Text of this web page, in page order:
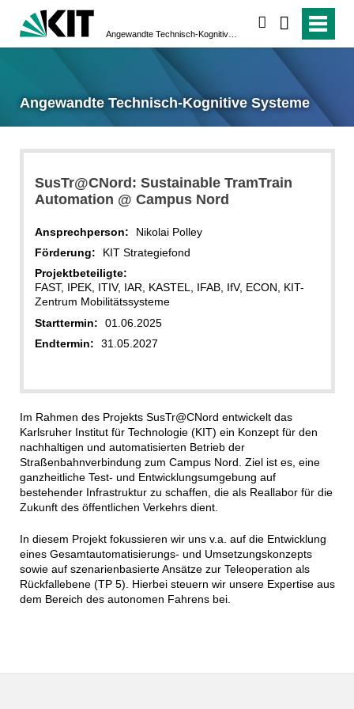
Angewandte Technisch-Kognitive Systeme
SusTr@CNord: Sustainable TramTrain
Automation @ Campus Nord
Ansprechperson:
Nikolai Polley
Förderung:
KIT Strategiefond
Projektbeteiligte:
FAST, IPEK, ITIV, IAR, KASTEL, IFAB, IfV, ECON, KIT-
Zentrum Mobilitätssysteme
Starttermin:
01.06.2025
Endtermin:
31.05.2027
Im Rahmen des Projekts SusTr@CNord entwickelt das
Karlsruher Institut für Technologie (KIT) ein Konzept für den
nachhaltigen und automatisierten Betrieb der
Straßenbahnverbindung zum Campus Nord. Ziel ist es, eine
ganzheitliche Test- und Entwicklungsumgebung auf
bestehender Infrastruktur zu schaffen, die als Reallabor für die
Zukunft des öffentlichen Verkehrs dient.
In diesem Projekt fokussieren wir uns v.a. auf die Entwicklung
eines Gesamtautomatisierungs- und Umsetzungskonzepts
sowie auf szenarienbasierte Ansätze zur Teleoperation als
Rückfallebene (TP 5). Hierbei steuern wir unsere Expertise aus
dem Bereich des autonomen Fahrens bei.